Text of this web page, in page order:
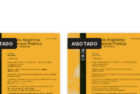
AGOTADO